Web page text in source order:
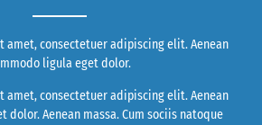
amet, consectetuer adipiscing elit. Aenean
ligula eget dolor.
amet, consectetuer adipiscing elit. Aenean
dolor. Aenean massa. Cum sociis natoque